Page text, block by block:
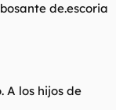
de.escoria
A los hijos de